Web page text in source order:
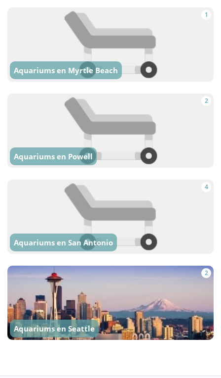
1
Aquariums en Myrtle Beach
2
Aquariums en Powell
4
Aquariums en San Antonio
2
Aquariums en Seattle